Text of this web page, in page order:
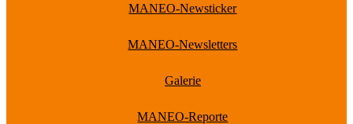
MANEO-Newsticker
MANEO-Newsletters
Galerie
MANEO-Reporte